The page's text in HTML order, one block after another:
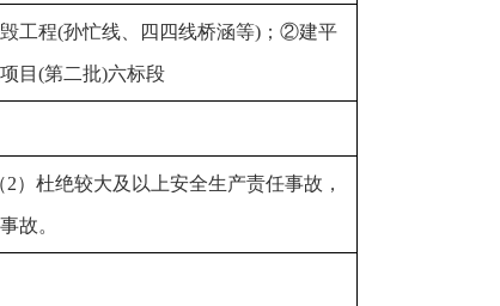
工程(孙忙线、四四线桥涵等)；②建平
目(第二批)六标段
2）杜绝较大及以上安全生产责任事故，
故。